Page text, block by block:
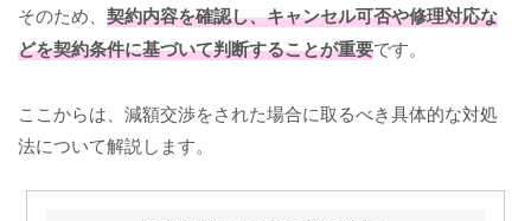
そのため、 契約内容を確認し、キャンセル可否や修理対応な
どを契約条件に基づいて判断することが重要です。
ここからは、減額交渉をされた場合に取るべき具体的な対処
法について解説します。